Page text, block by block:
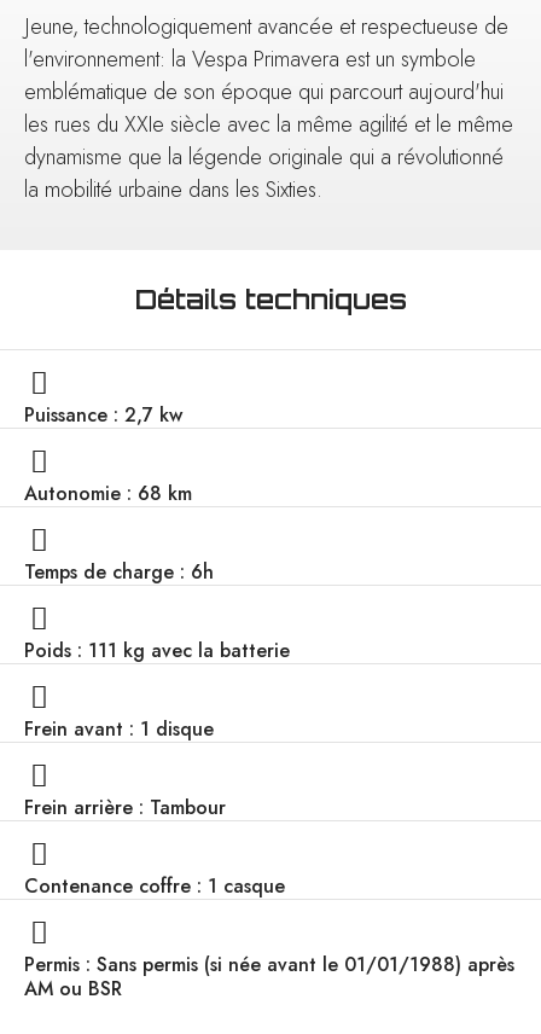
Jeune, technologiquement avancée et respectueuse de
l'environnement: la Vespa Primavera est un symbole
emblématique de son époque qui parcourt aujourd'hui
les rues du XXIe siècle avec la même agilité et le même
dynamisme que la légende originale qui a révolutionné
la mobilité urbaine dans les Sixties.
Détails techniques
Puissance : 2,7 kw
Autonomie : 68 km
Temps de charge : 6h
Poids : 111 kg avec la batterie
Frein avant : 1 disque
Frein arrière : Tambour
Contenance coffre : 1 casque
Permis : Sans permis (si née avant le 01/01/1988) après
AM ou BSR